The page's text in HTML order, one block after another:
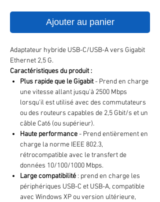
Ajouter au panier
Adaptateur hybride USB-C/USB-A vers Gigabit
Ethernet 2,5 G.
Caractéristiques du produit :
Plus rapide que le Gigabit- Prend en charge
une vitesse allant jusqu'à 2500 Mbps
lorsqu'il est utilisé avec des commutateurs
ou des routeurs capables de 2,5 Gbit/s et un
câble Cat6 (ou supérieur).
Haute performance- Prend entièrement en
charge la norme IEEE 802.3,
rétrocompatible avec le transfert de
données 10/100/1000 Mbps.
Large compatibilité : prend en charge les
périphériques USB-C et USB-A, compatible
avec Windows XP ou version ultérieure,